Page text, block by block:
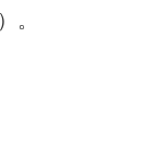
。